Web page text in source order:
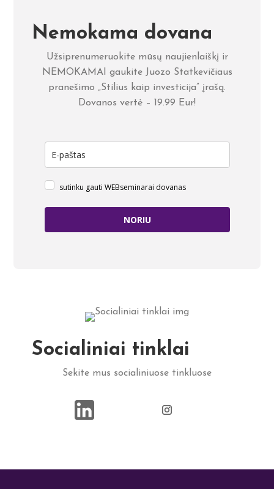
Nemokama dovana
Užsiprenumeruokite mūsų naujienlaiškį ir
NEMOKAMAI gaukite Juozo Statkevičiaus
pranešimo „Stilius kaip investicija” įrašą.
Dovanos vertė – 19.99 Eur!
sutinku gauti WEBseminarai dovanas
NORIU
Socialiniai tinklai
Sekite mus socialiniuose tinkluose